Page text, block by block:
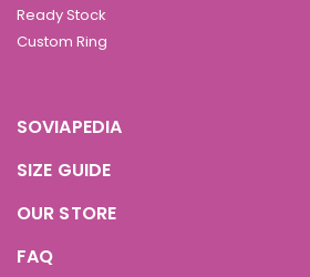
Ready Stock
Custom Ring
SOVIAPEDIA
SIZE GUIDE
OUR STORE
FAQ